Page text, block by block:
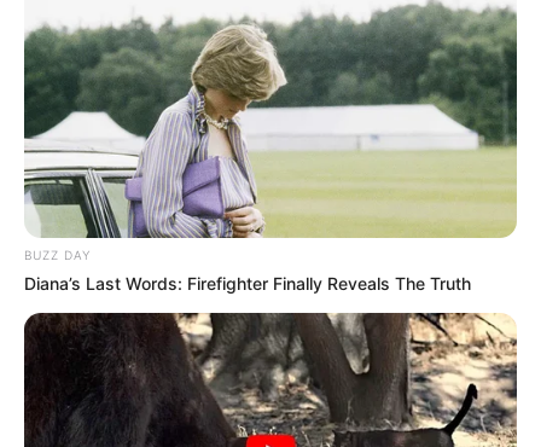
BUZZ DAY
Diana’s Last Words: Firefighter Finally Reveals The Truth